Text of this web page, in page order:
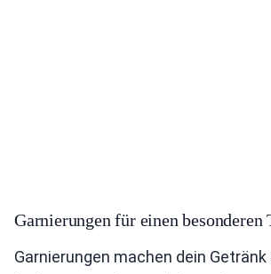
Garnierungen für einen besonderen
Garnierungen machen dein